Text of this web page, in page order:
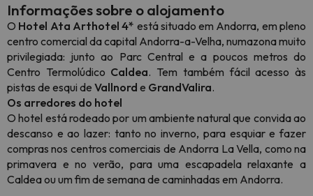
Informações sobre o alojamento
O Hotel Ata Arthotel 4* está situado em Andorra, em pleno
centro comercial da capital Andorra-a-Velha, numazona muito
privilegiada: junto ao Parc Central e a poucos metros do
Centro Termolúdico Caldea. Tem também fácil acesso às
pistas de esqui de Vallnord e GrandValira.
Os arredores do hotel
O hotel está rodeado por um ambiente natural que convida ao
descanso e ao lazer: tanto no inverno, para esquiar e fazer
compras nos centros comerciais de Andorra La Vella, como na
primavera e no verão, para uma escapadela relaxante a
Caldea ou um fim de semana de caminhadas em Andorra.